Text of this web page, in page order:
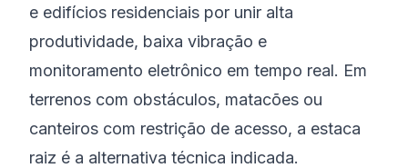
e edifícios residenciais por unir alta
produtividade, baixa vibração e
monitoramento eletrônico em tempo real. Em
terrenos com obstáculos, matacões ou
canteiros com restrição de acesso, a estaca
raiz é a alternativa técnica indicada.